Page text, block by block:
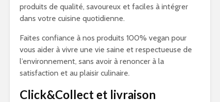
produits de qualité, savoureux et faciles à intégrer
dans votre cuisine quotidienne.
Faites confiance à nos produits 100% vegan pour
vous aider à vivre une vie saine et respectueuse de
l’environnement, sans avoir à renoncer à la
satisfaction et au plaisir culinaire.
Click&Collect et livraison